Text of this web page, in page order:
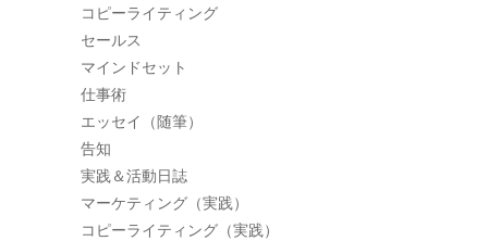
コピーライティング
セールス
マインドセット
仕事術
エッセイ（随筆）
告知
実践＆活動日誌
マーケティング（実践）
コピーライティング（実践）